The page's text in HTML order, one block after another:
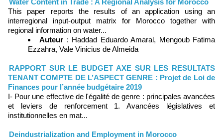
Water Content in Trade : A Regional Analysis for Morocco
This paper reports the results of an application using an
interregional input-output matrix for Morocco together with
regional information on water...
Auteur : Haddad Eduardo Amaral, Mengoub Fatima
Ezzahra, Vale Vinicius de Almeida
RAPPORT SUR LE BUDGET AXE SUR LES RESULTATS
TENANT COMPTE DE L’ASPECT GENRE : Projet de Loi de
Finances pour l’année budgétaire 2019
I- Pour une effective de l'égalité de genre : principales avancées
et leviers de renforcement 1. Avancées législatives et
institutionnelles en mat...
Deindustrialization and Employment in Morocco